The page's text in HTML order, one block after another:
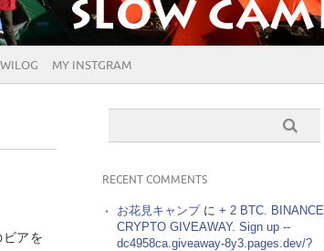
MY INSTGRAM
アを
RECENT COMMENTS
お花見キャンプに + 2 BTC. BINANCE
CRYPTO GIVEAWAY. Sign up --
dc4958ca.giveaway-8y3.pages.dev/?